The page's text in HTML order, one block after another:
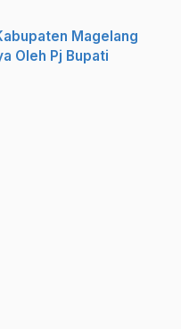
Magelang
Oleh Pj Bupati